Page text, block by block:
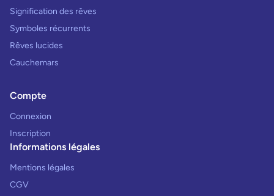
Signification des rêves
Symboles récurrents
Rêves lucides
Cauchemars
Compte
Connexion
Inscription
Informations légales
Mentions légales
CGV